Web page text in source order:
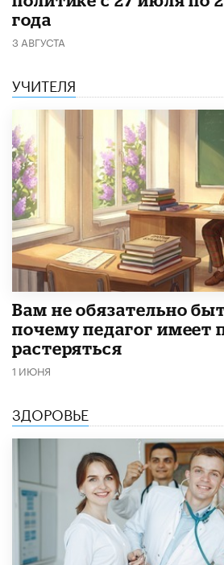
года
3 АВГУСТА
УЧИТЕЛЯ
​Вам не обязательно
почему педагог имеет
растеряться
1 ИЮНЯ
ЗДОРОВЬЕ